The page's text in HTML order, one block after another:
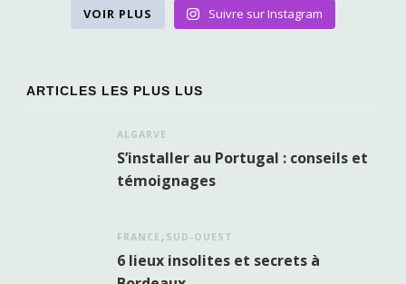
VOIR PLUS Suivre sur Instagram
ARTICLES LES PLUS LUS
ALGARVE
S’installer au Portugal : conseils et
témoignages
FRANCE SUD-OUEST
6 lieux insolites et secrets à